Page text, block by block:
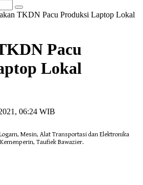
TKDN Pacu Produksi Laptop Lokal
Pacu
Lokal
06:24 WIB
Mesin, Alat Transportasi dan Elektronika
Taufiek Bawazier.